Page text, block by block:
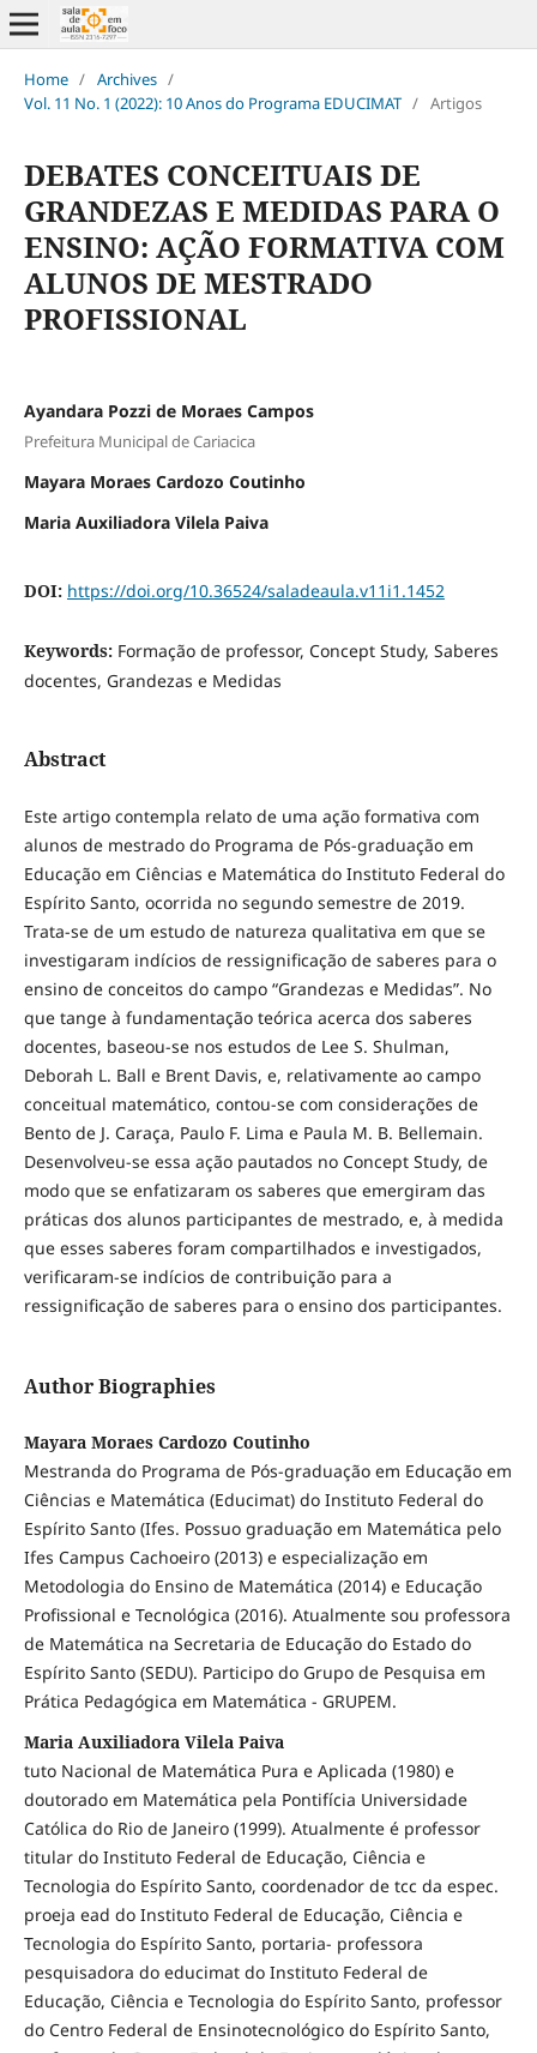
Home / Archives /
Vol. 11 No. 1 (2022): 10 Anos do Programa EDUCIMAT / Artigos
DEBATES CONCEITUAIS DE
GRANDEZAS E MEDIDAS PARA O
ENSINO: AÇÃO FORMATIVA COM
ALUNOS DE MESTRADO
PROFISSIONAL
Ayandara Pozzi de Moraes Campos
Prefeitura Municipal de Cariacica
Mayara Moraes Cardozo Coutinho
Maria Auxiliadora Vilela Paiva
DOI: https://doi.org/10.36524/saladeaula.v11i1.1452
Keywords: Formação de professor, Concept Study, Saberes
docentes, Grandezas e Medidas
Abstract
Este artigo contempla relato de uma ação formativa com
alunos de mestrado do Programa de Pós-graduação em
Educação em Ciências e Matemática do Instituto Federal do
Espírito Santo, ocorrida no segundo semestre de 2019.
Trata-se de um estudo de natureza qualitativa em que se
investigaram indícios de ressignificação de saberes para o
ensino de conceitos do campo “Grandezas e Medidas”. No
que tange à fundamentação teórica acerca dos saberes
docentes, baseou-se nos estudos de Lee S. Shulman,
Deborah L. Ball e Brent Davis, e, relativamente ao campo
conceitual matemático, contou-se com considerações de
Bento de J. Caraça, Paulo F. Lima e Paula M. B. Bellemain.
Desenvolveu-se essa ação pautados no Concept Study, de
modo que se enfatizaram os saberes que emergiram das
práticas dos alunos participantes de mestrado, e, à medida
que esses saberes foram compartilhados e investigados,
verificaram-se indícios de contribuição para a
ressignificação de saberes para o ensino dos participantes.
Author Biographies
Mayara Moraes Cardozo Coutinho
Mestranda do Programa de Pós-graduação em Educação em
Ciências e Matemática (Educimat) do Instituto Federal do
Espírito Santo (Ifes. Possuo graduação em Matemática pelo
Ifes Campus Cachoeiro (2013) e especialização em
Metodologia do Ensino de Matemática (2014) e Educação
Profissional e Tecnológica (2016). Atualmente sou professora
de Matemática na Secretaria de Educação do Estado do
Espírito Santo (SEDU). Participo do Grupo de Pesquisa em
Prática Pedagógica em Matemática - GRUPEM.
Maria Auxiliadora Vilela Paiva
tuto Nacional de Matemática Pura e Aplicada (1980) e
doutorado em Matemática pela Pontifícia Universidade
Católica do Rio de Janeiro (1999). Atualmente é professor
titular do Instituto Federal de Educação, Ciência e
Tecnologia do Espírito Santo, coordenador de tcc da espec.
proeja ead do Instituto Federal de Educação, Ciência e
Tecnologia do Espírito Santo, portaria- professora
pesquisadora do educimat do Instituto Federal de
Educação, Ciência e Tecnologia do Espírito Santo, professor
do Centro Federal de Ensinotecnológico do Espírito Santo,